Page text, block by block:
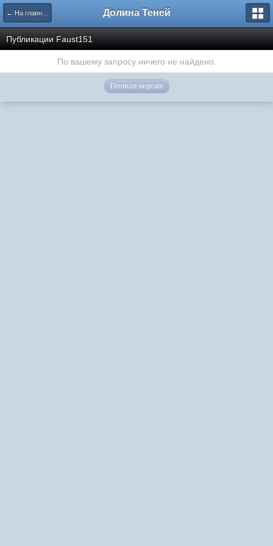
← На главную Долина Теней
Публикации Faust151
По вашему запросу ничего не найдено.
Полная версия